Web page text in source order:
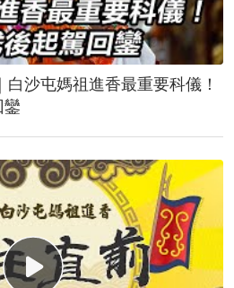
沙屯媽祖進香最重要科儀！
鑾